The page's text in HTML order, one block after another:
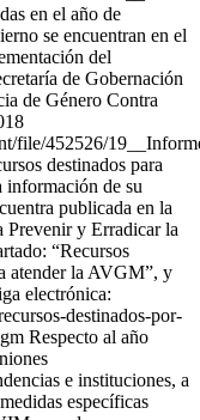
en el año de
se encuentran en el
del
de Gobernación
de Género Contra
file/452526/
destinados para
información de su
publicada en la
Prevenir y Erradicar la
“Recursos
atender la AVGM”, y
electrónica:
destinados-por-
Respecto al año
e instituciones, a
específicas